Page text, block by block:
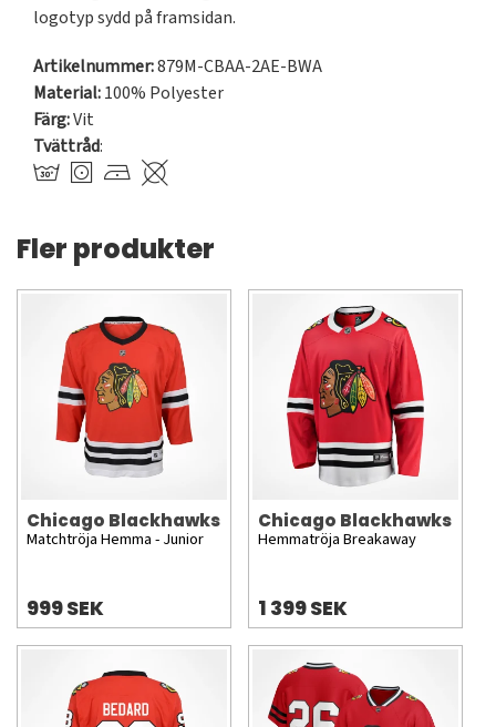
logotyp sydd på framsidan.
Artikelnummer:879M-CBAA-2AE-BWA
Material:100% Polyester
Färg:Vit
Tvättråd:
Fler produkter
Chicago Blackhawks
Matchtröja Hemma - Junior
999 SEK
Chicago Blackhawks
Hemmatröja Breakaway
1 399 SEK